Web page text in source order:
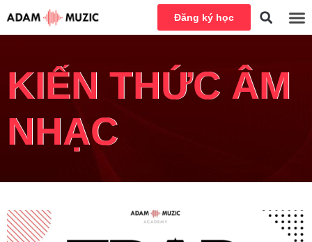
Đăng ký học
KIẾN THỨC ÂM
NHẠC